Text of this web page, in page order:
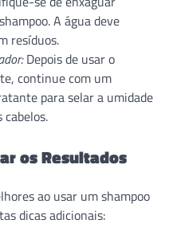
A água deve
resíduos.
Depois de usar o
continue com um
para selar a umidade
cabelos.
os Resultados
ao usar um shampoo
dicas adicionais: